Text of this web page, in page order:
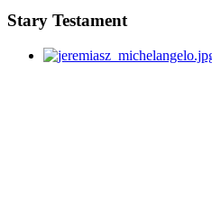
Stary Testament